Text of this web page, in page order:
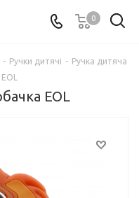
0
- Ручки дитячі - Ручка дитяча
EOL